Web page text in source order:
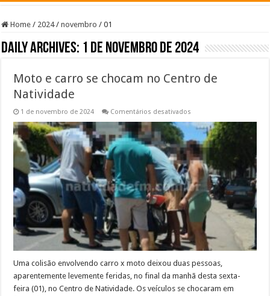
Home / 2024 / novembro / 01
Daily Archives: 1 de novembro de 2024
Moto e carro se chocam no Centro de
Natividade
1 de novembro de 2024 Comentários desativados
e
carro
se
chocam
no
Centro
de
Natividade
Uma colisão envolvendo carro x moto deixou duas pessoas,
aparentemente levemente feridas, no final da manhã desta sexta-
feira (01), no Centro de Natividade. Os veículos se chocaram em